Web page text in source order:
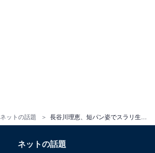
ネットの話題
ネットの話題